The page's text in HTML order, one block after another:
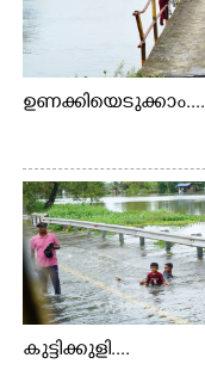
ഉണക്കിയെടുക്കാം....
കുട്ടിക്കുളി....